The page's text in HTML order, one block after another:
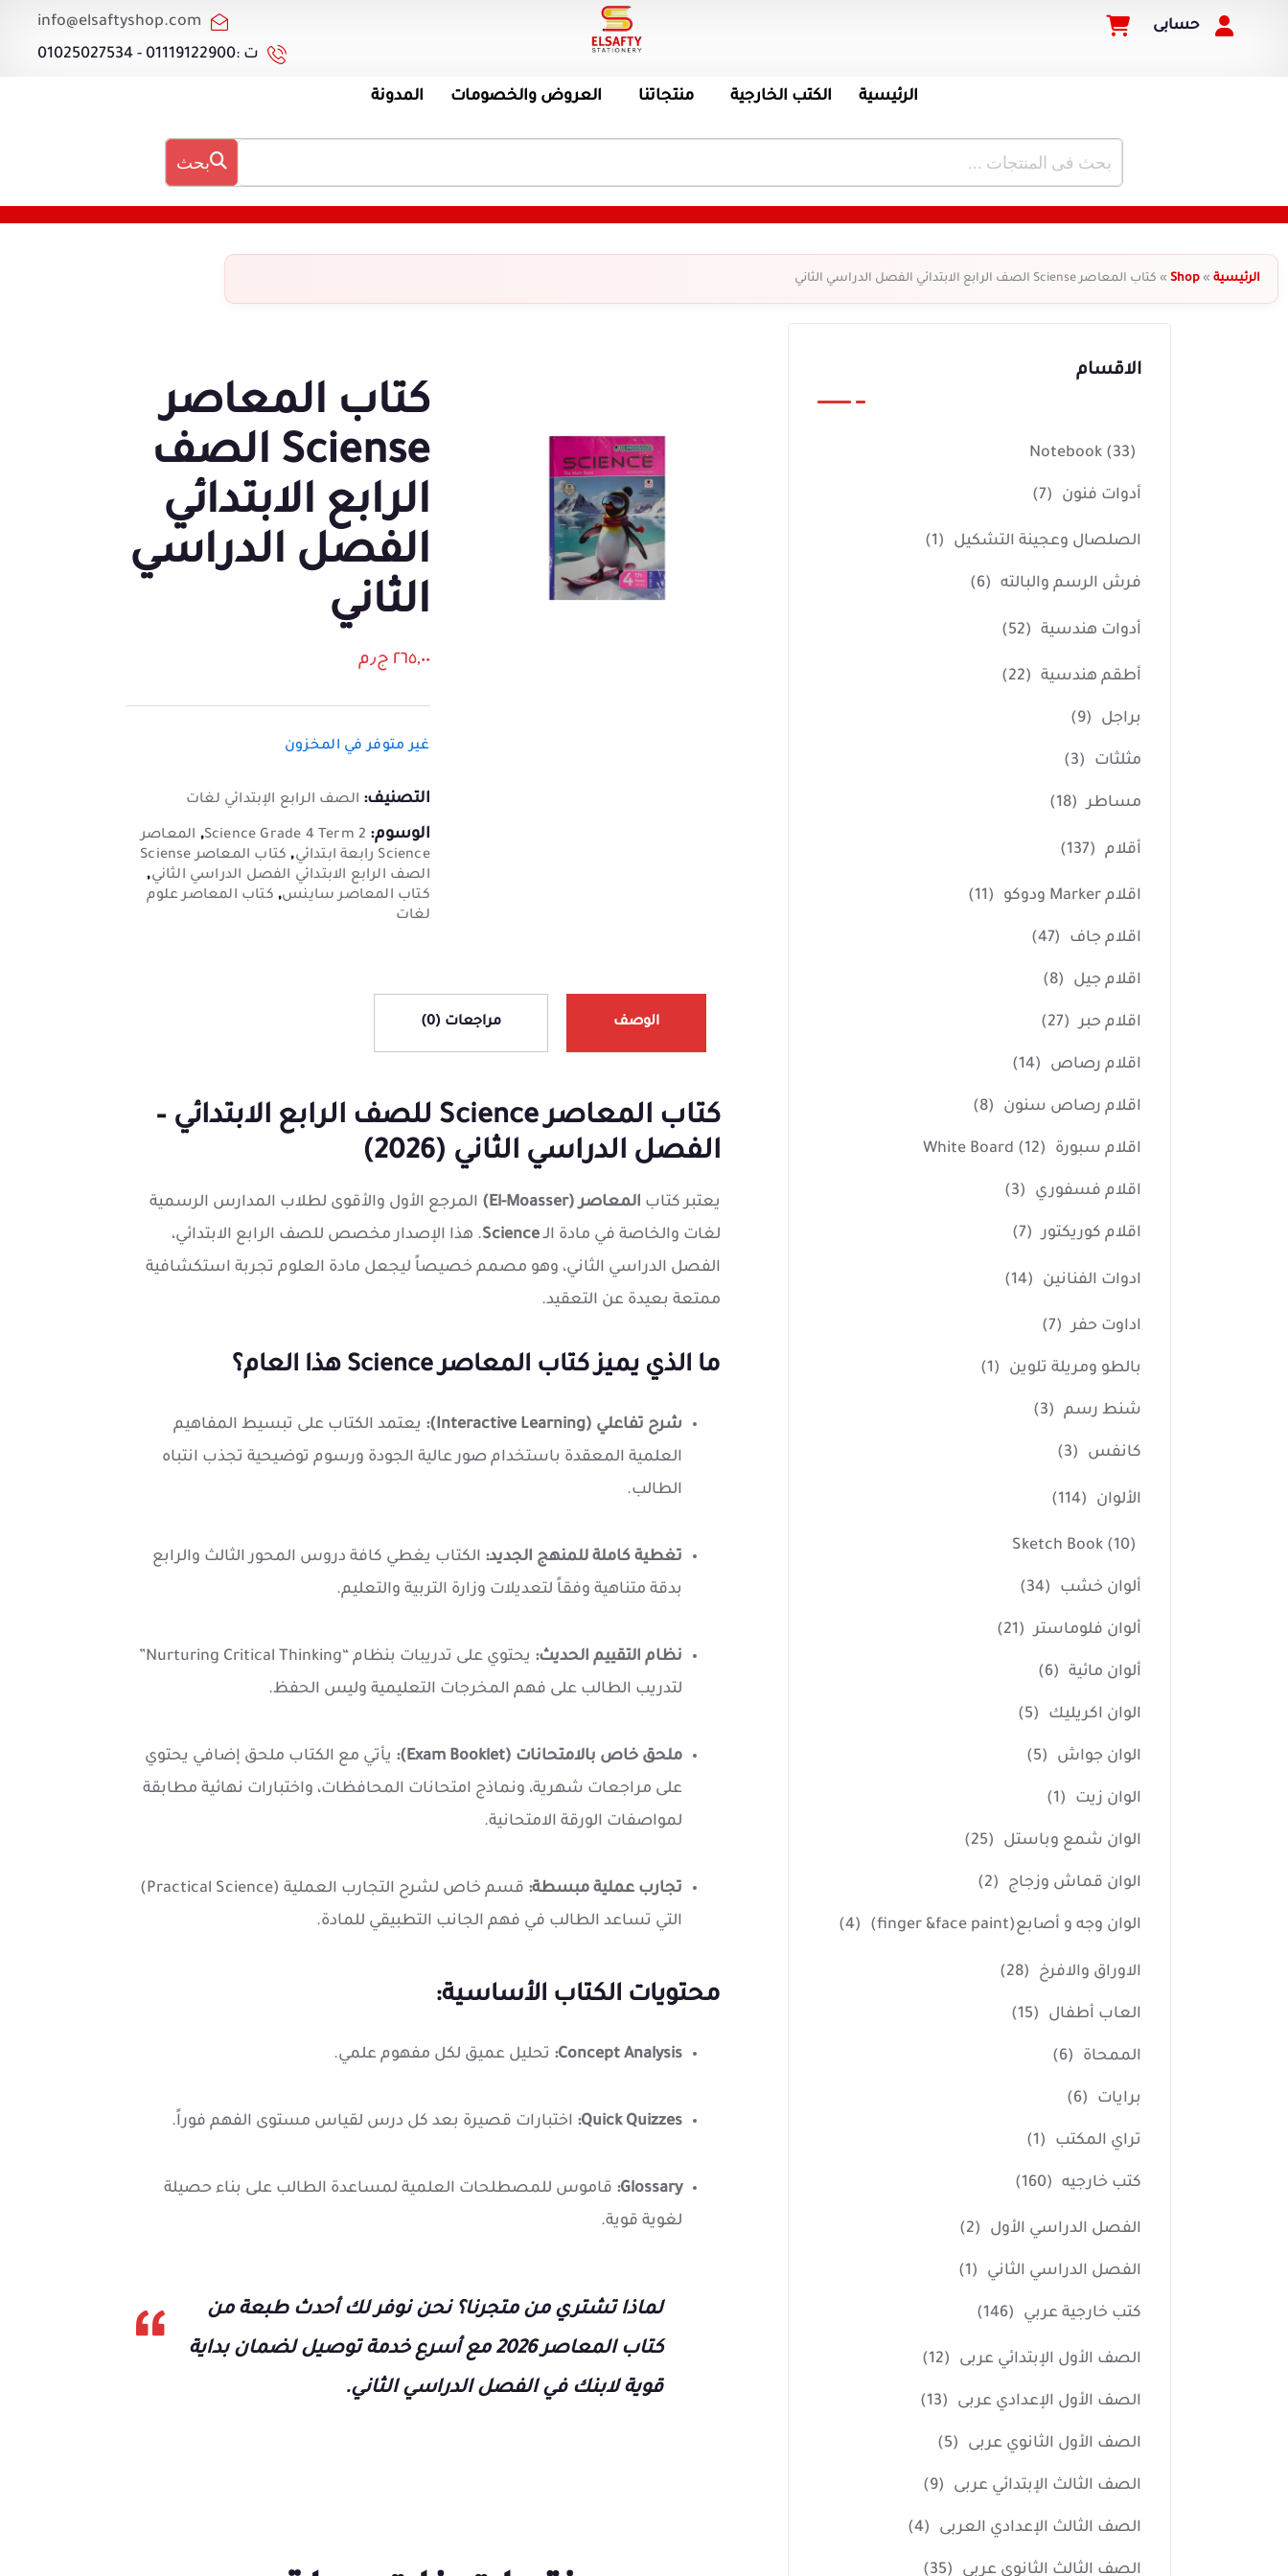
حسابى
info@elsaftyshop.com
ت :01119122900 - 01025027534
الرئيسية الكتب الخارجية منتجاتنا العروض والخصومات المدونة
بحث
الرئيسية »
Shop
» كتاب المعاصر Sciense الصف الرابع الابتدائي الفصل الدراسي الثاني
كتاب المعاصر
Sciense الصف
الرابع الابتدائي
الفصل الدراسي
الثاني
٢٦٥,٠٠ ج٫م
غير متوفر في المخزون
التصنيف: الصف الرابع الإبتدائي لغات
الوسوم: Science Grade 4 Term 2
, المعاصر
Science رابعة ابتدائي
,
كتاب المعاصر Sciense
الصف الرابع الابتدائي الفصل الدراسي الثاني,
كتاب المعاصر ساينس, كتاب المعاصر علوم
لغات
الوصف مراجعات (0)
كتاب المعاصر Science للصف الرابع الابتدائي –
الفصل الدراسي الثاني (2026)
يعتبر كتاب المعاصر (El-Moasser)
المرجع الأول والأقوى لطلاب المدارس الرسمية
لغات والخاصة في مادة الـScience. هذا الإصدار مخصص للصف الرابع الابتدائي،
الفصل الدراسي الثاني، وهو مصمم خصيصاً ليجعل مادة العلوم تجربة استكشافية
ممتعة بعيدة عن التعقيد.
ما الذي يميز كتاب المعاصر Science هذا العام؟
شرح تفاعلي (Interactive Learning):
يعتمد الكتاب على تبسيط المفاهيم
العلمية المعقدة باستخدام صور عالية الجودة ورسوم توضيحية تجذب انتباه
الطالب.
تغطية كاملة للمنهج الجديد: الكتاب يغطي كافة دروس المحور الثالث والرابع
بدقة متناهية وفقاً لتعديلات وزارة التربية والتعليم.
نظام التقييم الحديث:
يحتوي على تدريبات بنظام “Nurturing Critical Thinking”
لتدريب الطالب على فهم المخرجات التعليمية وليس الحفظ.
ملحق خاص بالامتحانات (Exam Booklet):
يأتي مع الكتاب ملحق إضافي يحتوي
على مراجعات شهرية، ونماذج امتحانات المحافظات، واختبارات نهائية مطابقة
لمواصفات الورقة الامتحانية.
تجارب عملية مبسطة:
قسم خاص لشرح التجارب العملية (Practical Science)
التي تساعد الطالب في فهم الجانب التطبيقي للمادة.
محتويات الكتاب الأساسية:
Concept Analysis: تحليل عميق لكل مفهوم علمي.
Quick Quizzes: اختبارات قصيرة بعد كل درس لقياس مستوى الفهم فوراً.
Glossary: قاموس للمصطلحات العلمية لمساعدة الطالب على بناء حصيلة
لغوية قوية.
لماذا تشتري من متجرنا؟ نحن نوفر لك أحدث طبعة من
كتاب المعاصر 2026 مع أسرع خدمة توصيل لضمان بداية
قوية لابنك في الفصل الدراسي الثاني.
الاقسام
Notebook (33)
أدوات فنون (7)
الصلصال وعجينة التشكيل (1)
فرش الرسم والبالته (6)
أدوات هندسية (52)
أطقم هندسية (22)
براجل (9)
مثلثات (3)
مساطر (18)
أقلام (137)
اقلام Marker ودوكو (11)
اقلام جاف (47)
اقلام جيل (8)
اقلام حبر (27)
اقلام رصاص (14)
اقلام رصاص سنون (8)
اقلام سبورة White Board (12)
اقلام فسفوري (3)
اقلام كوريكتور (7)
ادوات الفنانين (14)
اداوت حفر (7)
بالطو ومريلة تلوين (1)
شنط رسم (3)
كانفس (3)
الألوان (114)
Sketch Book (10)
ألوان خشب (34)
ألوان فلوماستر (21)
ألوان مائية (6)
الوان اكريليك (5)
الوان جواش (5)
الوان زيت (1)
الوان شمع وباستل (25)
الوان قماش وزجاج (2)
الوان وجه و أصابع(finger &face paint) (4)
الاوراق والافرخ (28)
العاب أطفال (15)
الممحاة (6)
برايات (6)
تراي المكتب (1)
كتب خارجيه (160)
الفصل الدراسي الأول (2)
الفصل الدراسي الثاني (1)
كتب خارجية عربي (146)
الصف الأول الإبتدائي عربى (12)
الصف الأول الإعدادي عربى (13)
الصف الأول الثانوي عربى (5)
الصف الثالث الإبتدائي عربى (9)
الصف الثالث الإعدادي العربى (4)
الصف الثالث الثانوي عربى (35)